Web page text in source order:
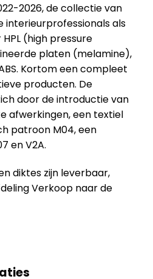
2026, de collectie van
interieurprofessionals als
(high pressure
platen (melamine),
Kortom een compleet
producten. De
door de introductie van
afwerkingen, een textiel
patroon M04, een
en V2A.
diktes zijn leverbaar,
Verkoop naar de